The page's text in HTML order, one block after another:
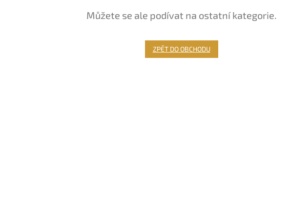
Můžete se ale podívat na ostatní kategorie.
ZPĚT DO OBCHODU